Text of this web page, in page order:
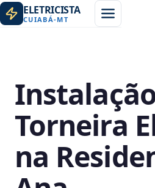
ELETRICISTA
CUIABÁ-MT
Torneira
na